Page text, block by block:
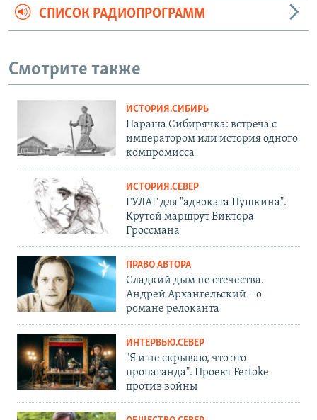
СПИСОК РАДИОПРОГРАММ
Смотрите также
ИСТОРИЯ.СИБИРЬ
Параша Сибирячка: встреча с
императором или история одного
компромисса
ИСТОРИЯ.СЕВЕР
ГУЛАГ для "адвоката Пушкина".
Крутой маршрут Виктора
Гроссмана
ПРАВО АВТОРА
Сладкий дым не отечества.
Андрей Архангельский – о
романе релоканта
ИНТЕРВЬЮ.СЕВЕР
"Я и не скрываю, что это
пропаганда". Проект Fertoke
против войны